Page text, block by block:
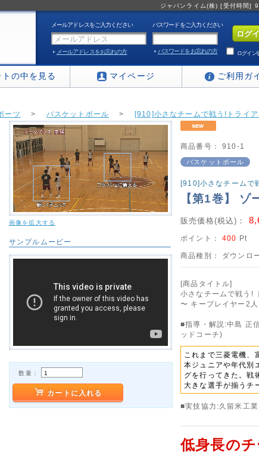
ジャパンライム(株) [受付時間]
メールアドレスをご入力ください パスワードをご入力ください
メールアドレスをお忘れの方 パスワードをお忘れの方 ログイン
トの中を見る マイページ ご利用ガ
ーツ > バスケットボール > [910]小さなチームで戦う!トライ
画像を拡大する
サンプルムービー
数量：
カートに入れる
商品番号： 910-1
バスケットボール
[910]小さなチームで
【第1巻】
販売価格(税込)：
ポイント：400 Pt
商品種別： ダウンロ
[商品タイトル]
小さなチームで戦う!
〜 キープレイヤー2
■指導・解説:中島 正
ッドコーチ)
これまで三菱電機、
本ジュニアや年代別
グを行ってきた。戦
大きな選手が揃うチ
■実技協力:久留米工
低身長の